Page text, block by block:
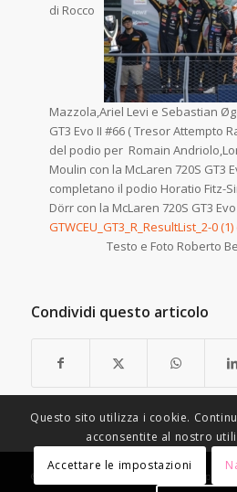
di Rocco
Mazzola,Ariel Levi e Sebastian
GT3 Evo II #66 ( Tresor Attempto
del podio per Romain
Moulin con la McLaren 720S GT3
completano il podio Horatio Fitz-
Dörr con la McLaren 720S GT3 Evo
GTWCEU_GT3_R_ResultList_2-0
Testo e Foto Roberto
Condividi questo articolo
© Copyright - Racing Speed Motor Sport -
Questo sito utilizza i cookie.
acconsentite al nostro
Accettare le impostazioni